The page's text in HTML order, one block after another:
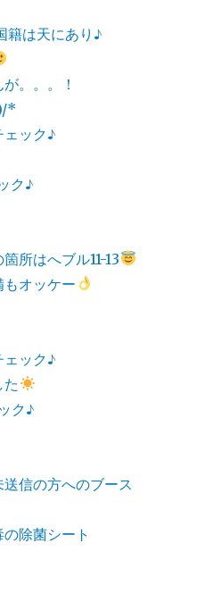
籍は天にあり♪
。。。！
*
ック♪
ク♪
所はへブル11-13
オッケー
ック♪
ク♪
信の方へのブース
除菌シート